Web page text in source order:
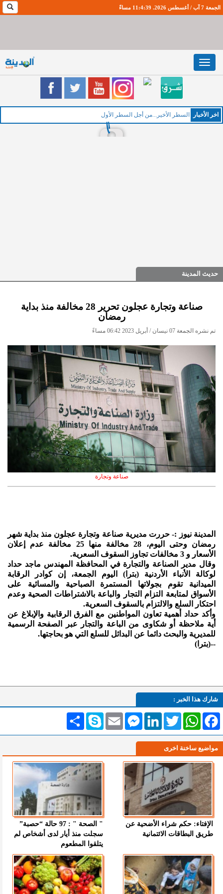
الجمعة 7 آب / أغسطس 2026. 11:4:40 مساءً
Toggle
navigation
اخر اﻷخبار
حديث المدينة
صناعة وتجارة عجلون تحرير 28 مخالفة منذ بداية
رمضان
تم نشره الجمعة 07 نيسان / أبريل 2023 06:42 مساءً
صناعة وتجارة
المدينة نيوز :- حررت مديرية صناعة وتجارة عجلون منذ بداية شهر
رمضان وحتى اليوم، 28 مخالفة منها 25 مخالفة عدم إعلان
الأسعار و 3 مخالفات تجاوز السقوف السعرية.
وقال مدير الصناعة والتجارة في المحافظة المهندس ماجد حداد
لوكالة الأنباء الأردنية (بترا) اليوم الجمعة، إن كوادر الرقابة
الميدانية تقوم بجولاتها المستمرة الصباحية والمسائية على
الأسواق لمتابعة التزام التجار والباعة بالاشتراطات الصحية وعدم
احتكار السلع والالتزام بالسقوف السعرية.
وأكد حداد أهمية تعاون المواطنين مع الفرق الرقابية والإبلاغ عن
أية ملاحظة أو شكاوى من الباعة والتجار عبر الصفحة الرسمية
للمديرية والبحث دائما عن البدائل للسلع التي هو بحاجتها.
--(بترا)
شارك هذا الخبر :
انشر Skype Email
MessengerLinkedInTwitterWhatsAppFacebook
مواضيع ساخنة اخرى
الإفتاء: حكم شراء الأضحية عن
طريق البطاقات الائتمانية
" الصحة " : 97 حالة “حصبة”
سجلت منذ أيار لدى أشخاص لم
يتلقوا المطعوم